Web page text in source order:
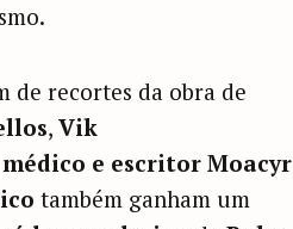
de recortes da obra de
, Vik
médico e escritor Moacyr
também ganham um